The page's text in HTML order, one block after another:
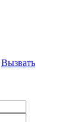
Вызвать